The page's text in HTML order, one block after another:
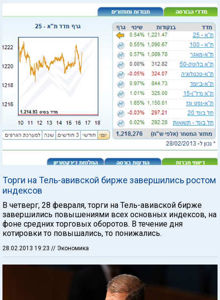
Торги на Тель-авивской бирже завершились ростом
индексов
В четверг, 28 февраля, торги на Тель-авивской бирже
завершились повышениями всех основных индексов, на
фоне средних торговых оборотов. В течение дня
котировки то повышались, то понижались.
28.02.2013 19:23 // Экономика